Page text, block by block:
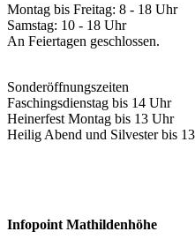
Montag bis Freitag: 8 - 18 Uhr
Samstag: 10 - 18 Uhr
An Feiertagen geschlossen.
Sonderöffnungszeiten
Faschingsdienstag bis 14 Uhr
Heinerfest Montag bis 13 Uhr
Heilig Abend und Silvester bis
Infopoint Mathildenhöhe